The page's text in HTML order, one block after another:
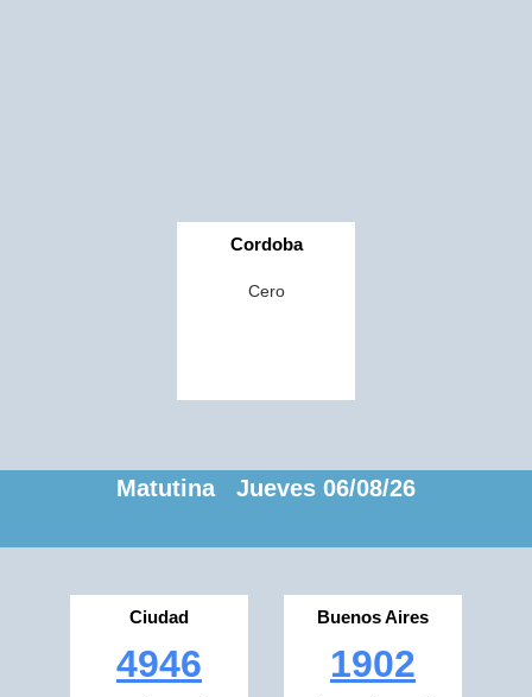
Cordoba
Cero
Matutina Jueves 06/08/26
Ciudad
4946
Buenos Aires
1902